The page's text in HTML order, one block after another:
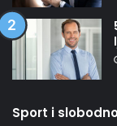
Sport i